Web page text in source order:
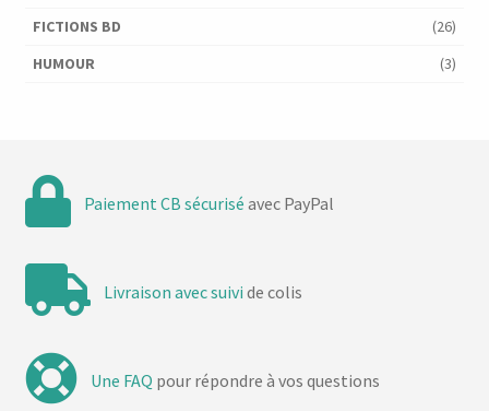
FICTIONS BD
(26)
HUMOUR
(3)
Paiement CB sécurisé avec PayPal
Livraison avec suivi de colis
Une FAQ pour répondre à vos questions